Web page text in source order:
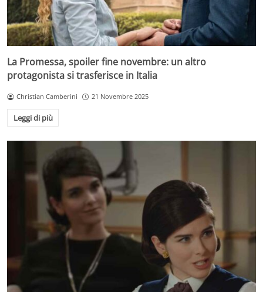
La Promessa, spoiler fine novembre: un altro
protagonista si trasferisce in Italia
Christian Camberini 21 Novembre 2025
Leggi di più